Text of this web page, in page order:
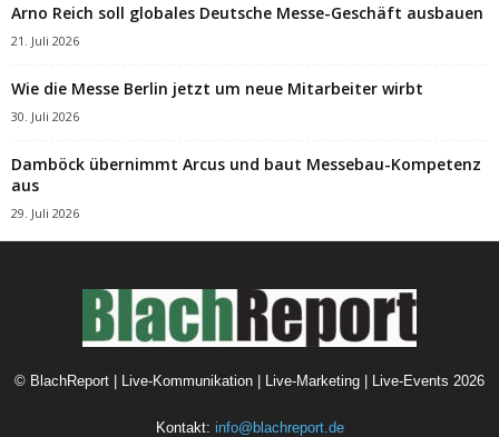
Arno Reich soll globales Deutsche Messe-Geschäft ausbauen
21. Juli 2026
Wie die Messe Berlin jetzt um neue Mitarbeiter wirbt
30. Juli 2026
Damböck übernimmt Arcus und baut Messebau-Kompetenz
aus
29. Juli 2026
© BlachReport | Live-Kommunikation | Live-Marketing | Live-Events 2026
Kontakt: info@blachreport.de